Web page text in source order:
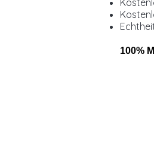
100%